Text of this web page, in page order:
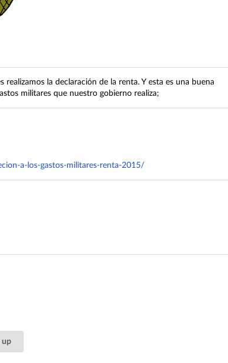
realizamos la declaración de la renta. Y esta es una buena
militares que nuestro gobierno realiza;
a-los-gastos-militares-renta-2015/
up